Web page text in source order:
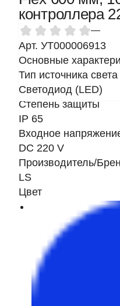
контроллера
—
Арт. УТ000006913
Основные
Тип источника света
Светодиод (LED)
Степень защиты
IP 65
Входное
DC 220 V
Производитель/
LS
Цвет